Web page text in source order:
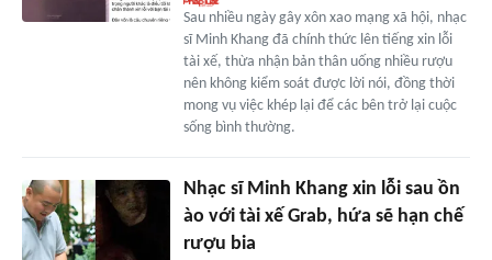
Sau nhiều ngày gây xôn xao mạng xã hội, nhạc
sĩ Minh Khang đã chính thức lên tiếng xin lỗi
tài xế, thừa nhận bản thân uống nhiều rượu
nên không kiểm soát được lời nói, đồng thời
mong vụ việc khép lại để các bên trở lại cuộc
sống bình thường.
Nhạc sĩ Minh Khang xin lỗi sau ồn
ào với tài xế Grab, hứa sẽ hạn chế
rượu bia